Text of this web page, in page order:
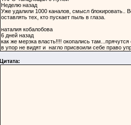
Неделю назад
Уже удалили 1000 каналов, смысл блокировать..
оставлять тех, кто пускает пыль в глаза.
наталия кобалобова
6 дней назад
как же мерзка власть!!!! окопались
в упор не видят и нагло присвоили себе право
Цитата: